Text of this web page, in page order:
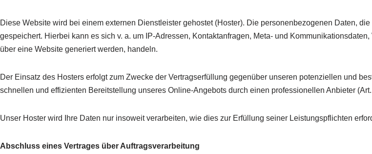
Diese Website wird bei einem externen Dienstleister gehostet (Hoster). Die personenbezogenen Daten,
gespeichert. Hierbei kann es sich v. a. um IP-Adressen, Kontaktanfragen, Meta- und
über eine Website generiert werden, handeln.
Der Einsatz des Hosters erfolgt zum Zwecke der Vertragserfüllung gegenüber unseren potenziellen und
schnellen und effizienten Bereitstellung unseres Online-Angebots durch einen professionellen Anbieter
Unser Hoster wird Ihre Daten nur insoweit verarbeiten, wie dies zur Erfüllung seiner Leistungspflichten
Abschluss eines Vertrages über Auftragsverarbeitung